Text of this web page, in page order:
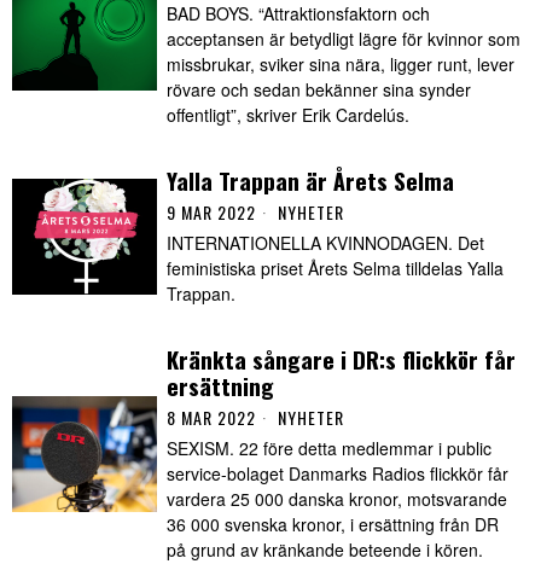
BAD BOYS. “Attraktionsfaktorn och
acceptansen är betydligt lägre för kvinnor som
missbrukar, sviker sina nära, ligger runt, lever
rövare och sedan bekänner sina synder
offentligt”, skriver Erik Cardelús.
Yalla Trappan är Årets Selma
9 MAR 2022 NYHETER
INTERNATIONELLA KVINNODAGEN. Det
feministiska priset Årets Selma tilldelas Yalla
Trappan.
Kränkta sångare i DR:s flickkör får
ersättning
8 MAR 2022 NYHETER
SEXISM. 22 före detta medlemmar i public
service-bolaget Danmarks Radios flickkör får
vardera 25 000 danska kronor, motsvarande
36 000 svenska kronor, i ersättning från DR
på grund av kränkande beteende i kören.